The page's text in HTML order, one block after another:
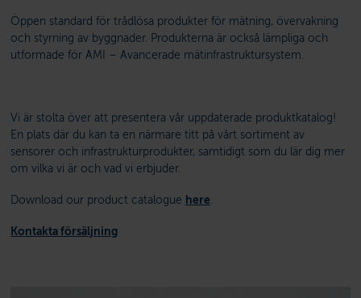
Öppen standard för trådlösa produkter för mätning, övervakning
och styrning av byggnader. Produkterna är också lämpliga och
utformade för AMI – Avancerade mätinfrastruktursystem.
Vi är stolta över att presentera vår uppdaterade produktkatalog!
En plats där du kan ta en närmare titt på vårt sortiment av
sensorer och infrastrukturprodukter, samtidigt som du lär dig mer
om vilka vi är och vad vi erbjuder.
Download our product catalogue here
Kontakta försäljning